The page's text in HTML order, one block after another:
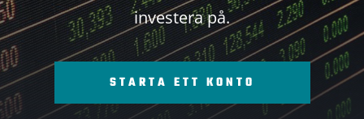
investera på.
STARTA ETT KONTO